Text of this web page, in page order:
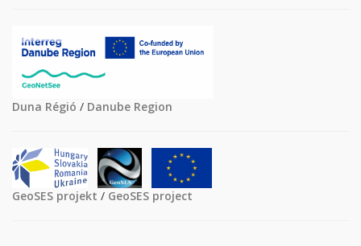
Duna Régió / Danube Region
GeoSES projekt / GeoSES project